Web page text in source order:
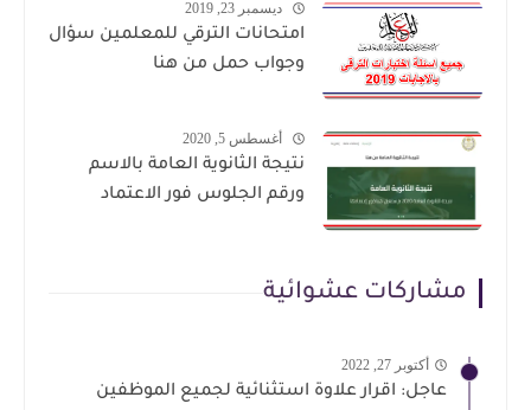
ديسمبر 23, 2019
امتحانات الترقي للمعلمين سؤال
وجواب حمل من هنا
أغسطس 5, 2020
نتيجة الثانوية العامة بالاسم
ورقم الجلوس فور الاعتماد
مشاركات عشوائية
أكتوبر 27, 2022
عاجل: اقرار علاوة استثنائية لجميع الموظفين